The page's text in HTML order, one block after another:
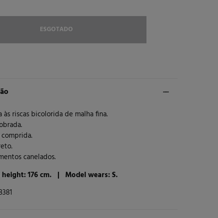
ESGOTADO
às riscas bicolorida de malha fina.
canelados.
height: 176 cm. | Model wears: S.